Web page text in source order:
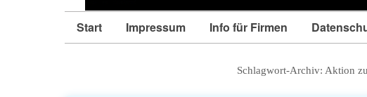
Start Impressum Info für Firmen
Schlagwort-Archiv: Aktion